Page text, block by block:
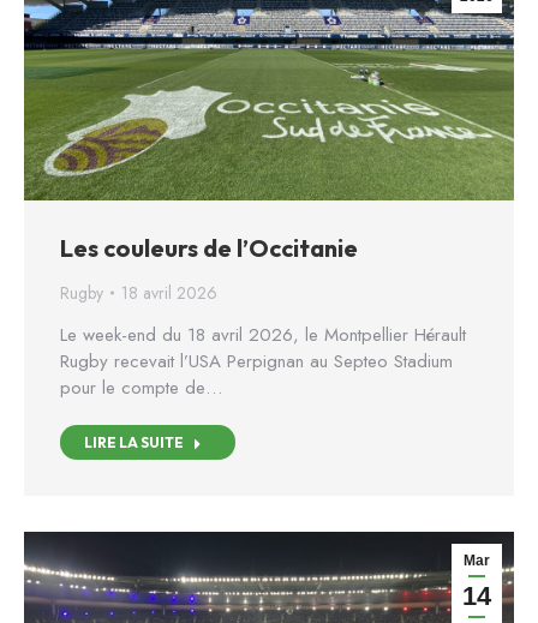
Les couleurs de l’Occitanie
Rugby 18 avril 2026
Le week-end du 18 avril 2026, le Montpellier Hérault
Rugby recevait l’USA Perpignan au Septeo Stadium
pour le compte de…
LIRE LA SUITE
Mar
14